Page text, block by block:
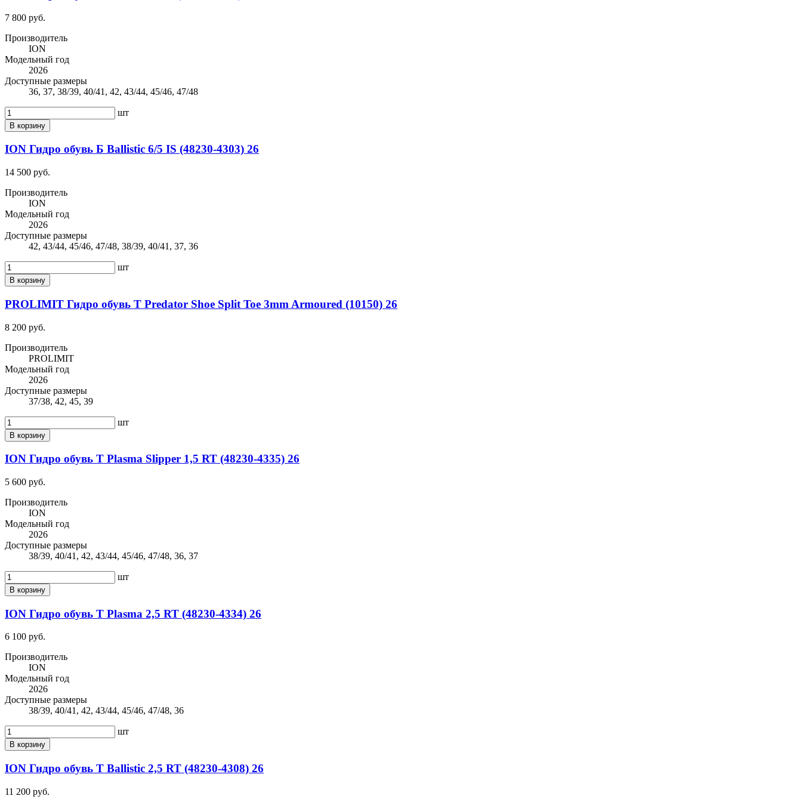
7 800 руб.
Производитель
ION
Модельный год
2026
Доступные размеры
36, 37, 38/39, 40/41, 42, 43/44, 45/46, 47/48
шт
В корзину
ION Гидро обувь Б Ballistic 6/5 IS (48230-4303) 26
14 500 руб.
Производитель
ION
Модельный год
2026
Доступные размеры
42, 43/44, 45/46, 47/48, 38/39, 40/41, 37, 36
шт
В корзину
PROLIMIT Гидро обувь Т Predator Shoe Split Toe 3mm Armoured (10150) 26
8 200 руб.
Производитель
PROLIMIT
Модельный год
2026
Доступные размеры
37/38, 42, 45, 39
шт
В корзину
ION Гидро обувь Т Plasma Slipper 1,5 RT (48230-4335) 26
5 600 руб.
Производитель
ION
Модельный год
2026
Доступные размеры
38/39, 40/41, 42, 43/44, 45/46, 47/48, 36, 37
шт
В корзину
ION Гидро обувь Т Plasma 2,5 RT (48230-4334) 26
6 100 руб.
Производитель
ION
Модельный год
2026
Доступные размеры
38/39, 40/41, 42, 43/44, 45/46, 47/48, 36
шт
В корзину
ION Гидро обувь Т Ballistic 2,5 RT (48230-4308) 26
11 200 руб.